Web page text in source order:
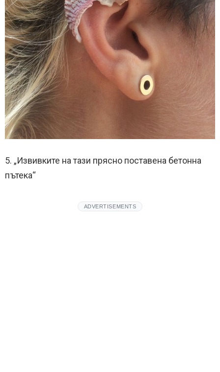
5. „Извивките на тази прясно поставена бетонна
пътека“
ADVERTISEMENTS